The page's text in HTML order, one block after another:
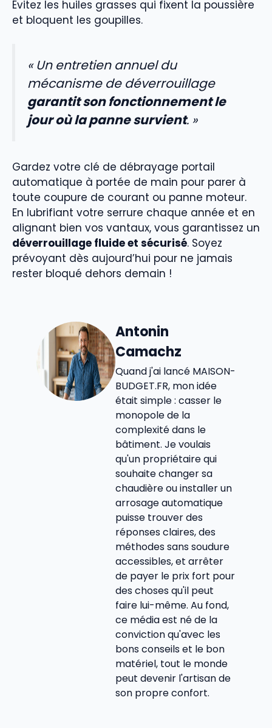
Évitez les huiles grasses qui fixent la poussière
et bloquent les goupilles.
« Un entretien annuel du
mécanisme de déverrouillage
garantit son fonctionnement le
jour où la panne survient. »
Gardez votre clé de débrayage portail
automatique à portée de main pour parer à
toute coupure de courant ou panne moteur.
En lubrifiant votre serrure chaque année et en
alignant bien vos vantaux, vous garantissez un
déverrouillage fluide et sécurisé. Soyez
prévoyant dès aujourd’hui pour ne jamais
rester bloqué dehors demain !
Antonin
Camachz
Quand j'ai lancé MAISON-
BUDGET.FR, mon idée
était simple : casser le
monopole de la
complexité dans le
bâtiment. Je voulais
qu'un propriétaire qui
souhaite changer sa
chaudière ou installer un
arrosage automatique
puisse trouver des
réponses claires, des
méthodes sans soudure
accessibles, et arrêter
de payer le prix fort pour
des choses qu'il peut
faire lui-même. Au fond,
ce média est né de la
conviction qu'avec les
bons conseils et le bon
matériel, tout le monde
peut devenir l'artisan de
son propre confort.